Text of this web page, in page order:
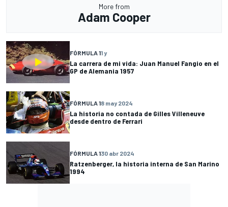
More from
Adam Cooper
FÓRMULA 11 y
La carrera de mi vida: Juan Manuel Fangio en el
GP de Alemania 1957
FÓRMULA 18 may 2024
La historia no contada de Gilles Villeneuve
desde dentro de Ferrari
FÓRMULA 130 abr 2024
Ratzenberger, la historia interna de San Marino
1994